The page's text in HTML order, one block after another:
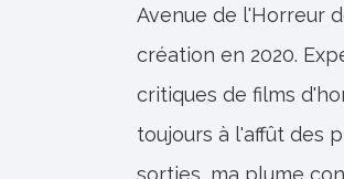
Avenue de l'Horreur
création en 2020.
critiques de films
toujours à l'affût des
sorties, ma plume